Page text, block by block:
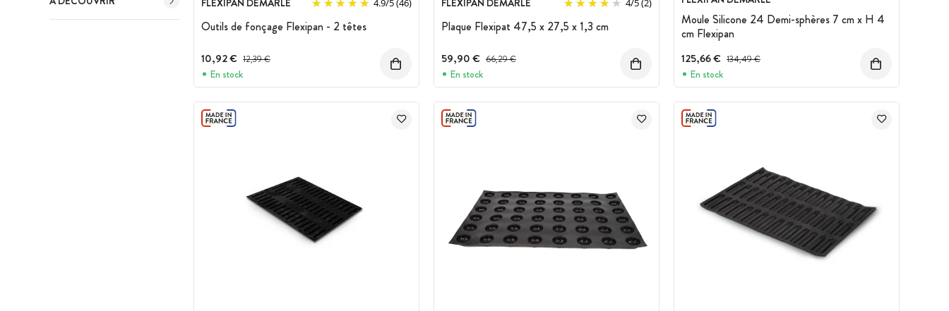
4.9/5(46)
Outils de fonçage Flexipan - 2 têtes
10,92 € Prix avant réduction :
12,39 €
En stock
4/5(2)
Plaque Flexipat 47,5 x 27,5 x 1,3 cm
59,90 € Prix avant réduction :
66,29 €
En stock
Moule Silicone 24 Demi-sphères 7 cm x H 4
cm Flexipan
125,66 € Prix avant réduction :
134,49 €
En stock